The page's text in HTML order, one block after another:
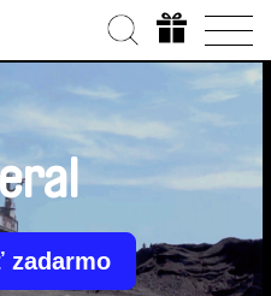
zadarmo